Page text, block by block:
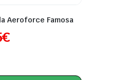
Aeroforce Famosa
€